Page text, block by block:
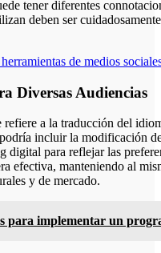
tener diferentes
deben ser
de medios
Diversas Audiencias
a la traducción del
incluir la modificación
digital para reflejar las
efectiva, manteniendo al
y de mercado.
para implementar un